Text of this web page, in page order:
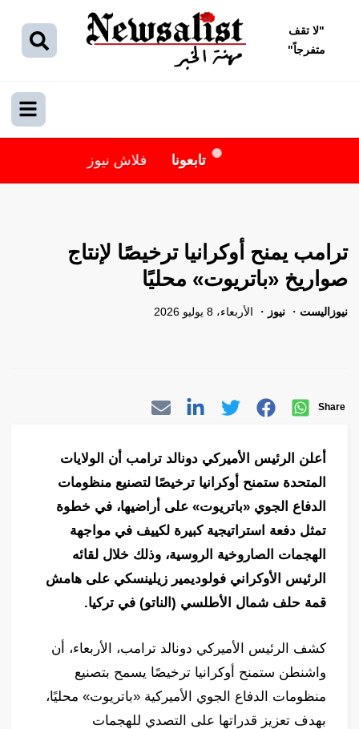
"لا تقف
متفرجاً"
تابعونا فلاش نيوز
ترامب يمنح أوكرانيا ترخيصًا لإنتاج
صواريخ «باتريوت» محليًا
نيوزاليست نيوز الأربعاء، 8 يوليو 2026
Share
أعلن الرئيس الأميركي دونالد ترامب أن الولايات
المتحدة ستمنح أوكرانيا ترخيصًا لتصنيع منظومات
الدفاع الجوي «باتريوت» على أراضيها، في خطوة
تمثل دفعة استراتيجية كبيرة لكييف في مواجهة
الهجمات الصاروخية الروسية، وذلك خلال لقائه
الرئيس الأوكراني فولوديمير زيلينسكي على هامش
قمة حلف شمال الأطلسي (الناتو) في تركيا.
كشف الرئيس الأميركي دونالد ترامب، الأربعاء، أن
واشنطن ستمنح أوكرانيا ترخيصًا يسمح بتصنيع
منظومات الدفاع الجوي الأميركية «باتريوت» محليًا،
بهدف تعزيز قدراتها على التصدي للهجمات